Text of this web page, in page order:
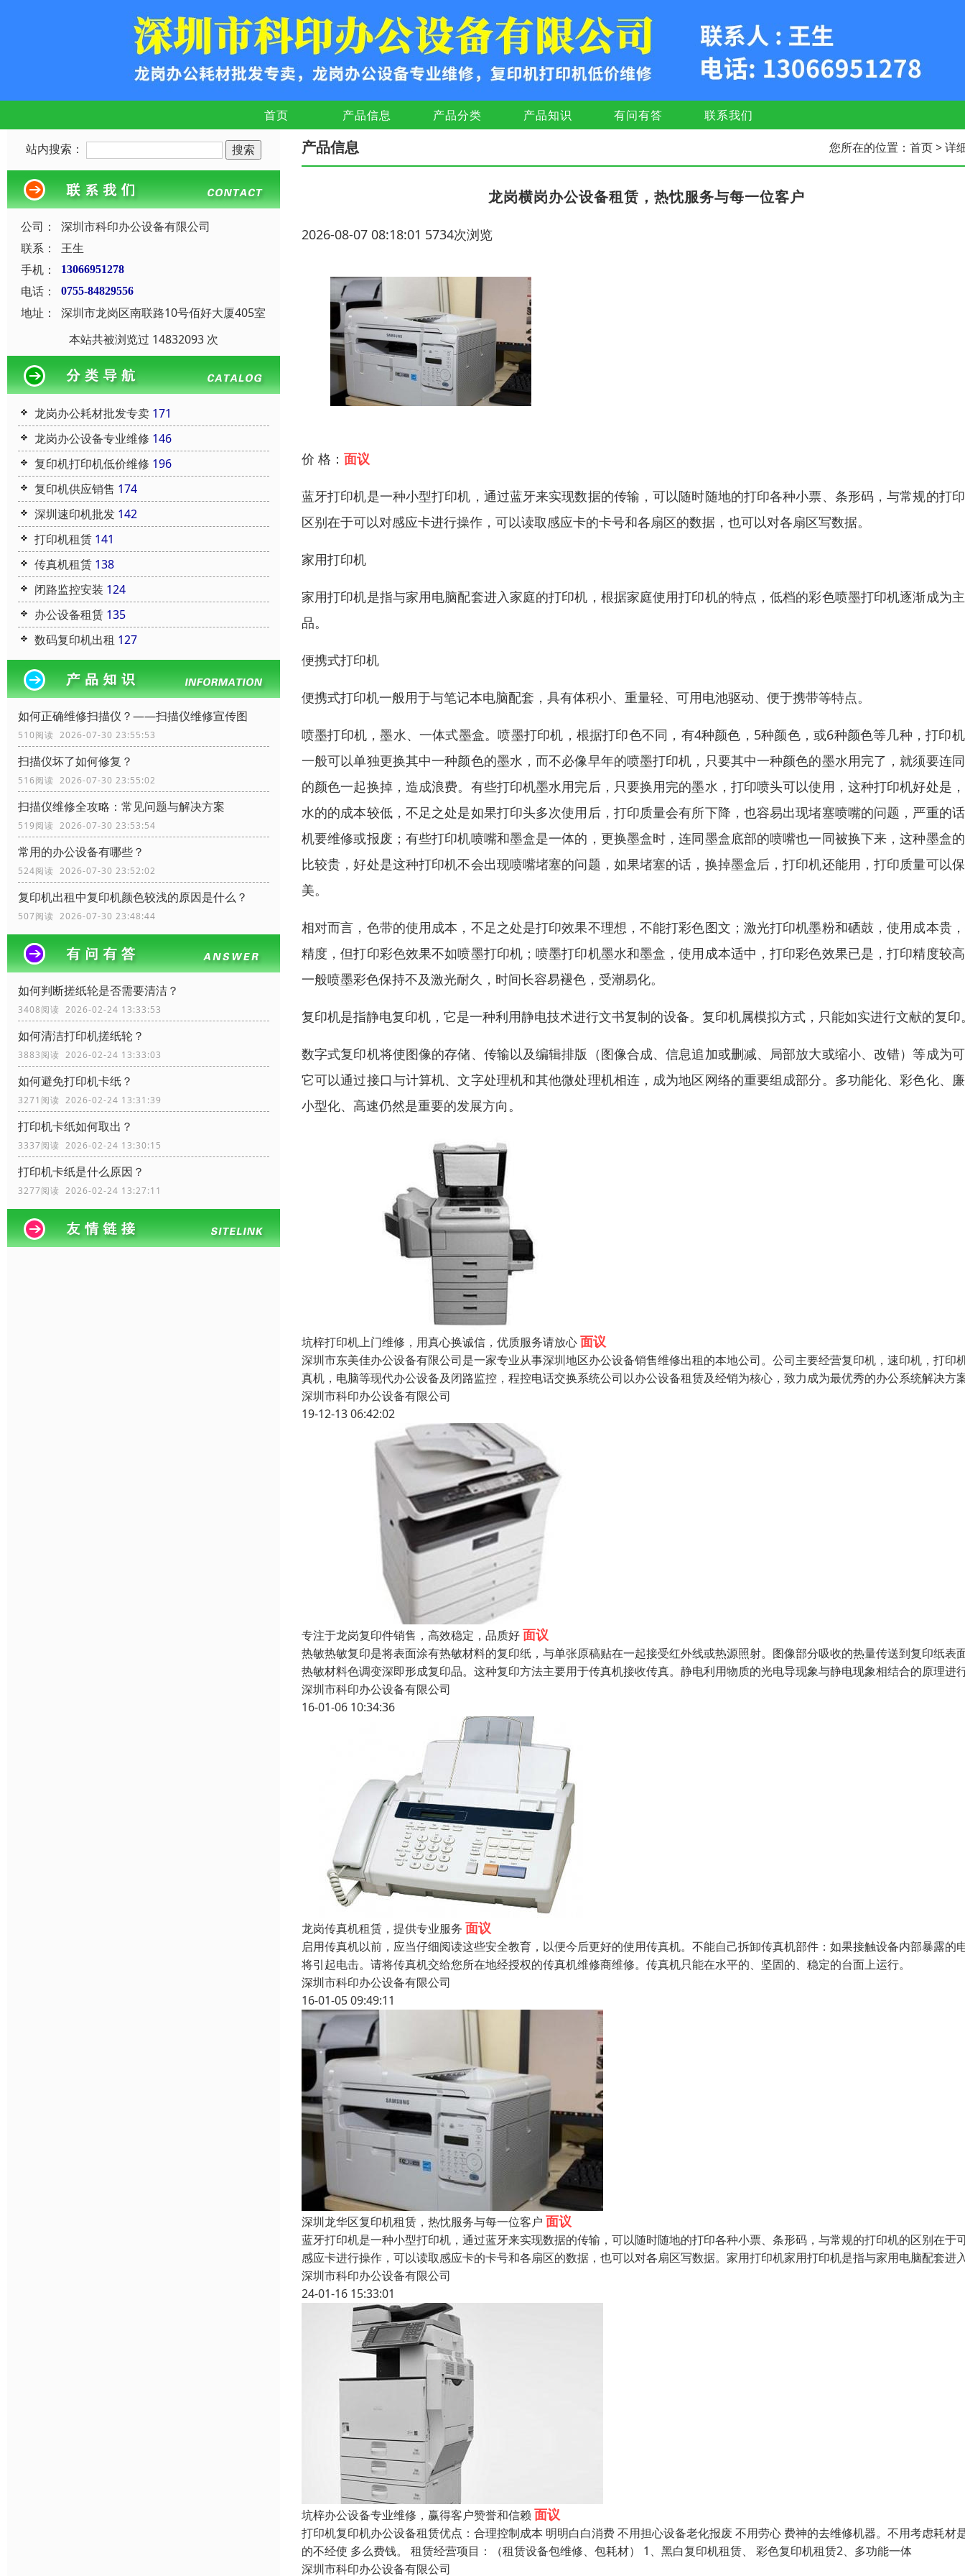
首页 产品信息 产品分类 产品知识 有问有答 联系我们
站内搜索：
公司：
深圳市科印办公设备有限公司
联系：
王生
手机：
13066951278
电话： 0755-84829556
地址：
深圳市龙岗区南联路10号佰好大厦405室
本站共被浏览过 14832093 次
龙岗办公耗材批发专卖 171
龙岗办公设备专业维修 146
复印机打印机低价维修 196
复印机供应销售 174
深圳速印机批发 142
打印机租赁 141
传真机租赁 138
闭路监控安装 124
办公设备租赁 135
数码复印机出租 127
如何正确维修扫描仪？——扫描仪维修宣传图
510阅读 2026-07-30 23:55:53
扫描仪坏了如何修复？
516阅读 2026-07-30 23:55:02
扫描仪维修全攻略：常见问题与解决方案
519阅读 2026-07-30 23:53:54
常用的办公设备有哪些？
524阅读 2026-07-30 23:52:02
复印机出租中复印机颜色较浅的原因是什么？
507阅读 2026-07-30 23:48:44
如何判断搓纸轮是否需要清洁？
3408阅读 2026-02-24 13:33:53
如何清洁打印机搓纸轮？
3883阅读 2026-02-24 13:33:03
如何避免打印机卡纸？
3271阅读 2026-02-24 13:31:39
打印机卡纸如何取出？
3337阅读 2026-02-24 13:30:15
打印机卡纸是什么原因？
3277阅读 2026-02-24 13:27:11
产品信息 您所在的位置： 首页> 详
龙岗横岗办公设备租赁，热忱服务与每一位客户
2026-08-07 08:18:01 5734次浏览
价 格： 面议
蓝牙打印机是一种小型打印机，通过蓝牙来实现数据的传输，可以随时随地的打印各种小票、条形码，与常规的打
区别在于可以对感应卡进行操作，可以读取感应卡的卡号和各扇区的数据，也可以对各扇区写数据。
家用打印机
家用打印机是指与家用电脑配套进入家庭的打印机，根据家庭使用打印机的特点，低档的彩色喷墨打印机逐渐成为
品。
便携式打印机
便携式打印机一般用于与笔记本电脑配套，具有体积小、重量轻、可用电池驱动、便于携带等特点。
喷墨打印机，墨水、一体式墨盒。喷墨打印机，根据打印色不同，有4种颜色，5种颜色，或6种颜色等几种，打印
一般可以单独更换其中一种颜色的墨水，而不必像早年的喷墨打印机，只要其中一种颜色的墨水用完了，就须要连
的颜色一起换掉，造成浪费。有些打印机墨水用完后，只要换用完的墨水，打印喷头可以使用，这种打印机好处是
水的的成本较低，不足之处是如果打印头多次使用后，打印质量会有所下降，也容易出现堵塞喷嘴的问题，严重的
机要维修或报废；有些打印机喷嘴和墨盒是一体的，更换墨盒时，连同墨盒底部的喷嘴也一同被换下来，这种墨盒
比较贵，好处是这种打印机不会出现喷嘴堵塞的问题，如果堵塞的话，换掉墨盒后，打印机还能用，打印质量可以
美。
相对而言，色带的使用成本，不足之处是打印效果不理想，不能打彩色图文；激光打印机墨粉和硒鼓，使用成本贵
精度，但打印彩色效果不如喷墨打印机；喷墨打印机墨水和墨盒，使用成本适中，打印彩色效果已是，打印精度较
一般喷墨彩色保持不及激光耐久，时间长容易褪色，受潮易化。
复印机是指静电复印机，它是一种利用静电技术进行文书复制的设备。复印机属模拟方式，只能如实进行文献的复印
数字式复印机将使图像的存储、传输以及编辑排版（图像合成、信息追加或删减、局部放大或缩小、改错）等成为
它可以通过接口与计算机、文字处理机和其他微处理机相连，成为地区网络的重要组成部分。多功能化、彩色化、
小型化、高速仍然是重要的发展方向。
坑梓打印机上门维修，用真心换诚信，优质服务请放心面议
深圳市东美佳办公设备有限公司是一家专业从事深圳地区办公设备销售维修出租的本地公司。公司主要经营复印机，速印机，打印
真机，电脑等现代办公设备及闭路监控，程控电话交换系统公司以办公设备租赁及经销为核心，致力成为最优秀的办公系统解决方
深圳市科印办公设备有限公司
19-12-13 06:42:02
专注于龙岗复印件销售，高效稳定，品质好面议
热敏热敏复印是将表面涂有热敏材料的复印纸，与单张原稿贴在一起接受红外线或热源照射。图像部分吸收的热量传送到复印纸表
热敏材料色调变深即形成复印品。这种复印方法主要用于传真机接收传真。静电利用物质的光电导现象与静电现象相结合的原理进
深圳市科印办公设备有限公司
16-01-06 10:34:36
龙岗传真机租赁，提供专业服务 面议
启用传真机以前，应当仔细阅读这些安全教育，以便今后更好的使用传真机。不能自己拆卸传真机部件：如果接触设备内部暴露的
将引起电击。请将传真机交给您所在地经授权的传真机维修商维修。传真机只能在水平的、坚固的、稳定的台面上运行。
深圳市科印办公设备有限公司
16-01-05 09:49:11
深圳龙华区复印机租赁，热忱服务与每一位客户 面议
蓝牙打印机是一种小型打印机，通过蓝牙来实现数据的传输，可以随时随地的打印各种小票、条形码，与常规的打印机的区别在于
感应卡进行操作，可以读取感应卡的卡号和各扇区的数据，也可以对各扇区写数据。家用打印机家用打印机是指与家用电脑配套进
深圳市科印办公设备有限公司
24-01-16 15:33:01
坑梓办公设备专业维修，赢得客户赞誉和信赖 面议
打印机复印机办公设备租赁优点：合理控制成本 明明白白消费 不用担心设备老化报废 不用劳心 费神的去维修机器。不用考虑耗材
的不经使 多么费钱。 租赁经营项目：（租赁设备包维修、包耗材） 1、黑白复印机租赁、 彩色复印机租赁2、多功能一体
深圳市科印办公设备有限公司